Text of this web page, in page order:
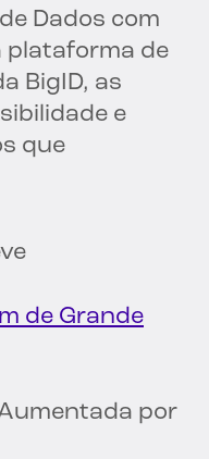
Dados com
plataforma de
BigID, as
e
que
de Grande
por